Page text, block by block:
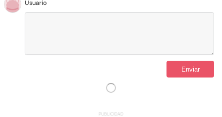
Usuario
PUBLICIDAD